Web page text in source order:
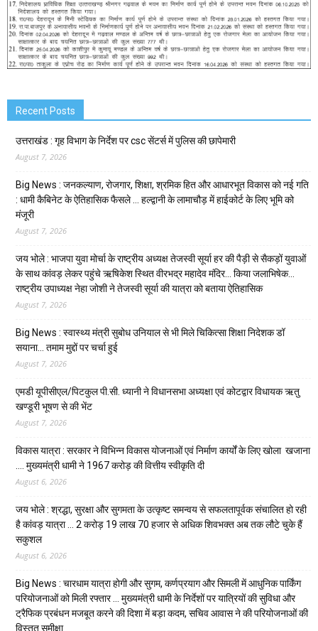
Recent Posts
उत्तराखंड : गृह विभाग के निर्देश पर csc सेंटर्स में पुलिस की छापेमारी
August 7, 2026
Big News : जनकल्याण, रोजगार, शिक्षा, श्रमिक हित और आधारभूत विकास को नई गति
: धामी कैबिनेट के ऐतिहासिक फैसले … हल्द्वानी के लामाचौड़ में हाईकोर्ट के लिए भूमि को
मंजूरी
August 7, 2026
जय भोले : भाजपा युवा मोर्चा के राष्ट्रीय अध्यक्ष तेजस्वी सूर्या हर की पैड़ी से सैकड़ों युवाओं
के साथ कांवड़ लेकर पहुंचे ऋषिकेश स्थित वीरभद्र महादेव मंदिर… किया जलाभिषेक…
राष्ट्रीय उपाध्यक्ष नेहा जोशी ने तेजस्वी सूर्या की यात्रा को बताया ऐतिहासिक
August 7, 2026
Big News : स्वास्थ्य मंत्री सुबोध उनियाल से भी मिले चिकित्सा शिक्षा निदेशक डॉ
सयाना… तमाम मुद्दों पर चर्चा हुई
August 7, 2026
एमडी यूपीसीएल/पिटकुल पी.सी. ध्यानी ने विधानसभा अध्यक्षा एवं कोटद्वार विधायक ऋतु
खण्डूरी भूषण से की भेंट
August 7, 2026
विकास यात्रा : सरकार ने विभिन्न विकास योजनाओं एवं निर्माण कार्यों के लिए खोला खजाना
…. मुख्यमंत्री धामी ने ₹1967 करोड़ की वित्तीय स्वीकृति दी
August 6, 2026
जय भोले : श्रद्धा, सुरक्षा और सुगमता के उत्कृष्ट समन्वय से सफलतापूर्वक संचालित हो रही
है कांवड़ यात्रा … 2 करोड़ 19 लाख 70 हजार से अधिक शिवभक्त अब तक लौटे चुके हैं
सकुशल
August 6, 2026
Big News : चारधाम यात्रा होगी और सुगम, कर्णप्रयाग और सिमली में आधुनिक पार्किंग
परियोजनाओं को मिली रफ्तार … मुख्यमंत्री धामी के निर्देशों पर यात्रियों की सुविधा और
ट्रैफिक प्रबंधन मजबूत करने की दिशा में बड़ा कदम, सचिव आवास ने की परियोजनाओं की
विस्तृत समीक्षा